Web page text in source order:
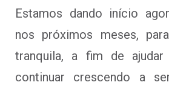
Estamos dando início
nos próximos meses,
tranquila, a fim de
continuar crescendo a